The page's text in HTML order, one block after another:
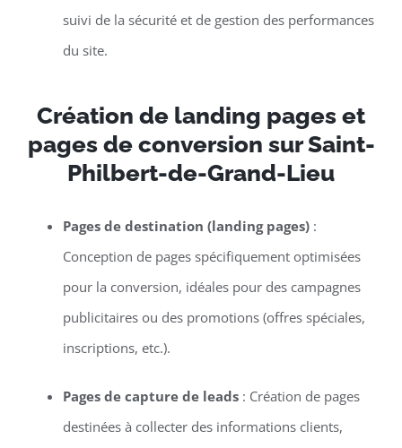
suivi de la sécurité et de gestion des performances
du site.
Création de landing pages et
pages de conversion sur Saint-
Philbert-de-Grand-Lieu
Pages de destination (landing pages):
Conception de pages spécifiquement optimisées
pour la conversion, idéales pour des campagnes
publicitaires ou des promotions (offres spéciales,
inscriptions, etc.).
Pages de capture de leads: Création de pages
destinées à collecter des informations clients,